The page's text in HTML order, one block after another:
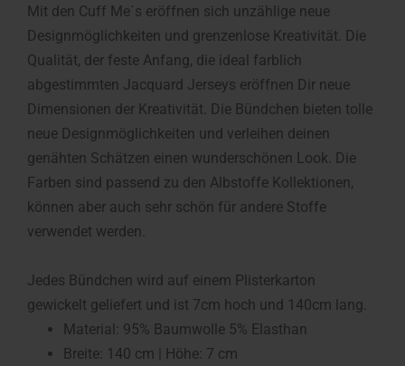
Mit den Cuff Me´s eröffnen sich unzählige neue
Designmöglichkeiten und grenzenlose Kreativität. Die
Qualität, der feste Anfang, die ideal farblich
abgestimmten Jacquard Jerseys eröffnen Dir neue
Dimensionen der Kreativität. Die Bündchen bieten tolle
neue Designmöglichkeiten und verleihen deinen
genähten Schätzen einen wunderschönen Look. Die
Farben sind passend zu den Albstoffe Kollektionen,
können aber auch sehr schön für andere Stoffe
verwendet werden.
Jedes Bündchen wird auf einem Plisterkarton
gewickelt geliefert und ist 7cm hoch und 140cm lang.
Material: 95% Baumwolle 5% Elasthan
Breite: 140 cm | Höhe: 7 cm